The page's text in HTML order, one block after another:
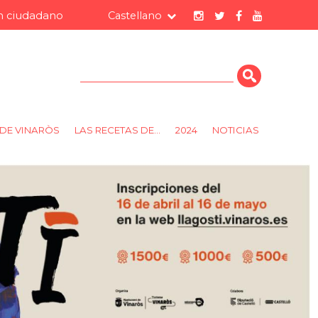
Castellano
ciudadano
VINARÒS LAS RECETAS DE... 2024 NOTICIAS